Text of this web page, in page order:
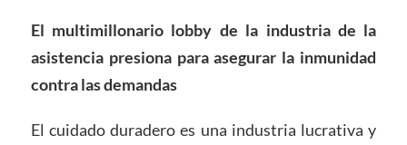
El multimillonario lobby de la industria de la
asistencia presiona para asegurar la inmunidad
contra las demandas
El cuidado duradero es una industria lucrativa y